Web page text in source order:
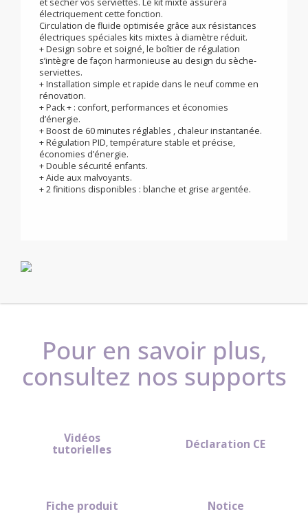
– L’énergie électrique, seconde énergie, alimente une
résistance chauffante à l’intérieur de votre sèche-
serviettes. Cette énergie doit être utilisée durant les
périodes où la chaudière est à l’arrêt.
Un exemple : en demi-saison, votre chauffage est à
l’arrêt mais vous souhaitez chauffer votre salle de bains
et sécher vos serviettes. Le kit mixte assurera
électriquement cette fonction.
Circulation de fluide optimisée grâce aux résistances
électriques spéciales kits mixtes à diamètre réduit.
+ Design sobre et soigné, le boîtier de régulation
s’intègre de façon harmonieuse au design du sèche-
serviettes.
+ Installation simple et rapide dans le neuf comme en
rénovation.
Pour en savoir plus,
consultez nos supports
Vidéos
tutorielles Déclaration CE
Fiche produit Notice